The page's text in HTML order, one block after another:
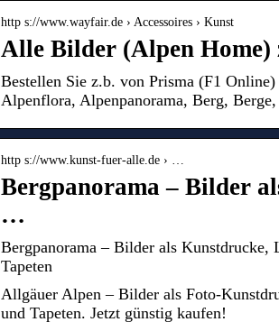
http s://www.wayfair.de › Accessoires › Kunst
Alle Bilder (Alpen Home)
Bestellen Sie z.b. von Prisma (F1
Alpenflora, Alpenpanorama, Berg,
http s://www.kunst-fuer-alle.de › …
Bergpanorama – Bilder
…
Bergpanorama – Bilder als
Tapeten
Allgäuer Alpen – Bilder als Foto-
und Tapeten. Jetzt günstig kaufen!